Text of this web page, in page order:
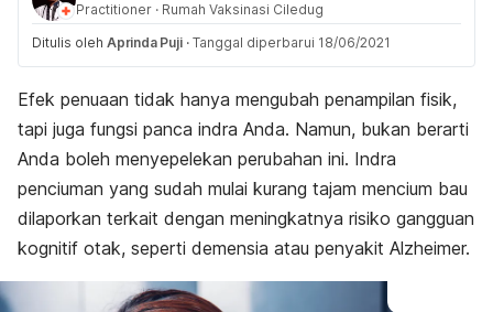
Practitioner · Rumah Vaksinasi Ciledug
Ditulis oleh Aprinda Puji · Tanggal diperbarui 18/06/2021
Efek penuaan tidak hanya mengubah penampilan fisik,
tapi juga fungsi panca indra Anda. Namun, bukan berarti
Anda boleh menyepelekan perubahan ini. Indra
penciuman yang sudah mulai kurang tajam mencium bau
dilaporkan terkait dengan meningkatnya risiko gangguan
kognitif otak, seperti demensia atau penyakit Alzheimer.